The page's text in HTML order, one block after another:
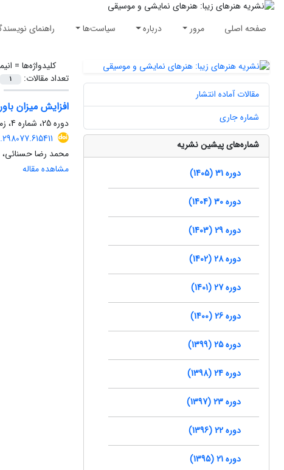
صفحه اصلی مرور درباره سیاست‌ها راهنمای
کلیدواژه‌ها =
تعداد مقالات:
1
افزایش میزان
دوره 25، شماره 4، زمستان 1399، صفحه
محمد رضا
مشاهده مقاله
مقالات آماده انتشار
شماره جاری
شماره‌های پیشین نشریه
دوره 31 (1405)
دوره 30 (1404)
دوره 29 (1403)
دوره 28 (1402)
دوره 27 (1401)
دوره 26 (1400)
دوره 25 (1399)
دوره 24 (1398)
دوره 23 (1397)
دوره 22 (1396)
دوره 21 (1395)